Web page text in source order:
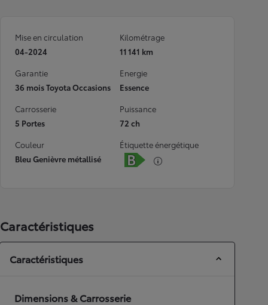
Mise en circulation
04-2024
Kilométrage
11 141 km
Garantie
36 mois Toyota Occasions
Energie
Essence
Carrosserie
5 Portes
Puissance
72 ch
Couleur
Bleu Genièvre métallisé
Étiquette énergétique
Caractéristiques
Caractéristiques
Dimensions & Carrosserie